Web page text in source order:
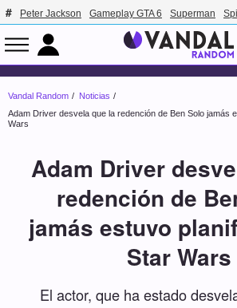
Peter Jackson Gameplay GTA 6 Superman
Vandal Random
Noticias
Adam Driver desvela que la redención de Ben Solo jamás
Wars
Adam Driver
redención de
jamás estuvo
Star Wars
El actor, que ha estado